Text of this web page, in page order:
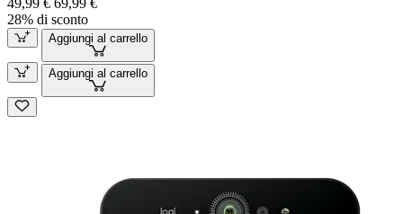
28% di sconto
Aggiungi al carrello
Aggiungi al carrello